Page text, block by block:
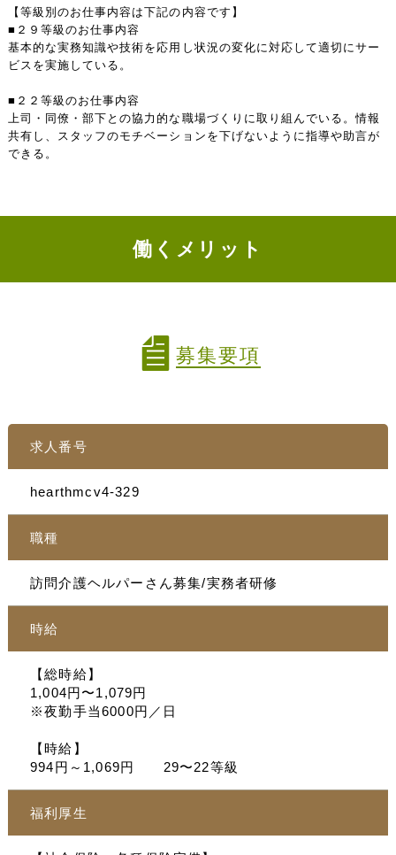
【等級別のお仕事内容は下記の内容です】
■２９等級のお仕事内容
基本的な実務知識や技術を応用し状況の変化に対応して適切にサー
ビスを実施している。
■２２等級のお仕事内容
上司・同僚・部下との協力的な職場づくりに取り組んでいる。情報
共有し、スタッフのモチベーションを下げないように指導や助言が
できる。
働くメリット
募集要項
求人番号
hearthmcv4-329
職種
訪問介護ヘルパーさん募集/実務者研修
時給
【総時給】
1,004円〜1,079円
※夜勤手当6000円／日
【時給】
994円～1,069円 29〜22等級
福利厚生